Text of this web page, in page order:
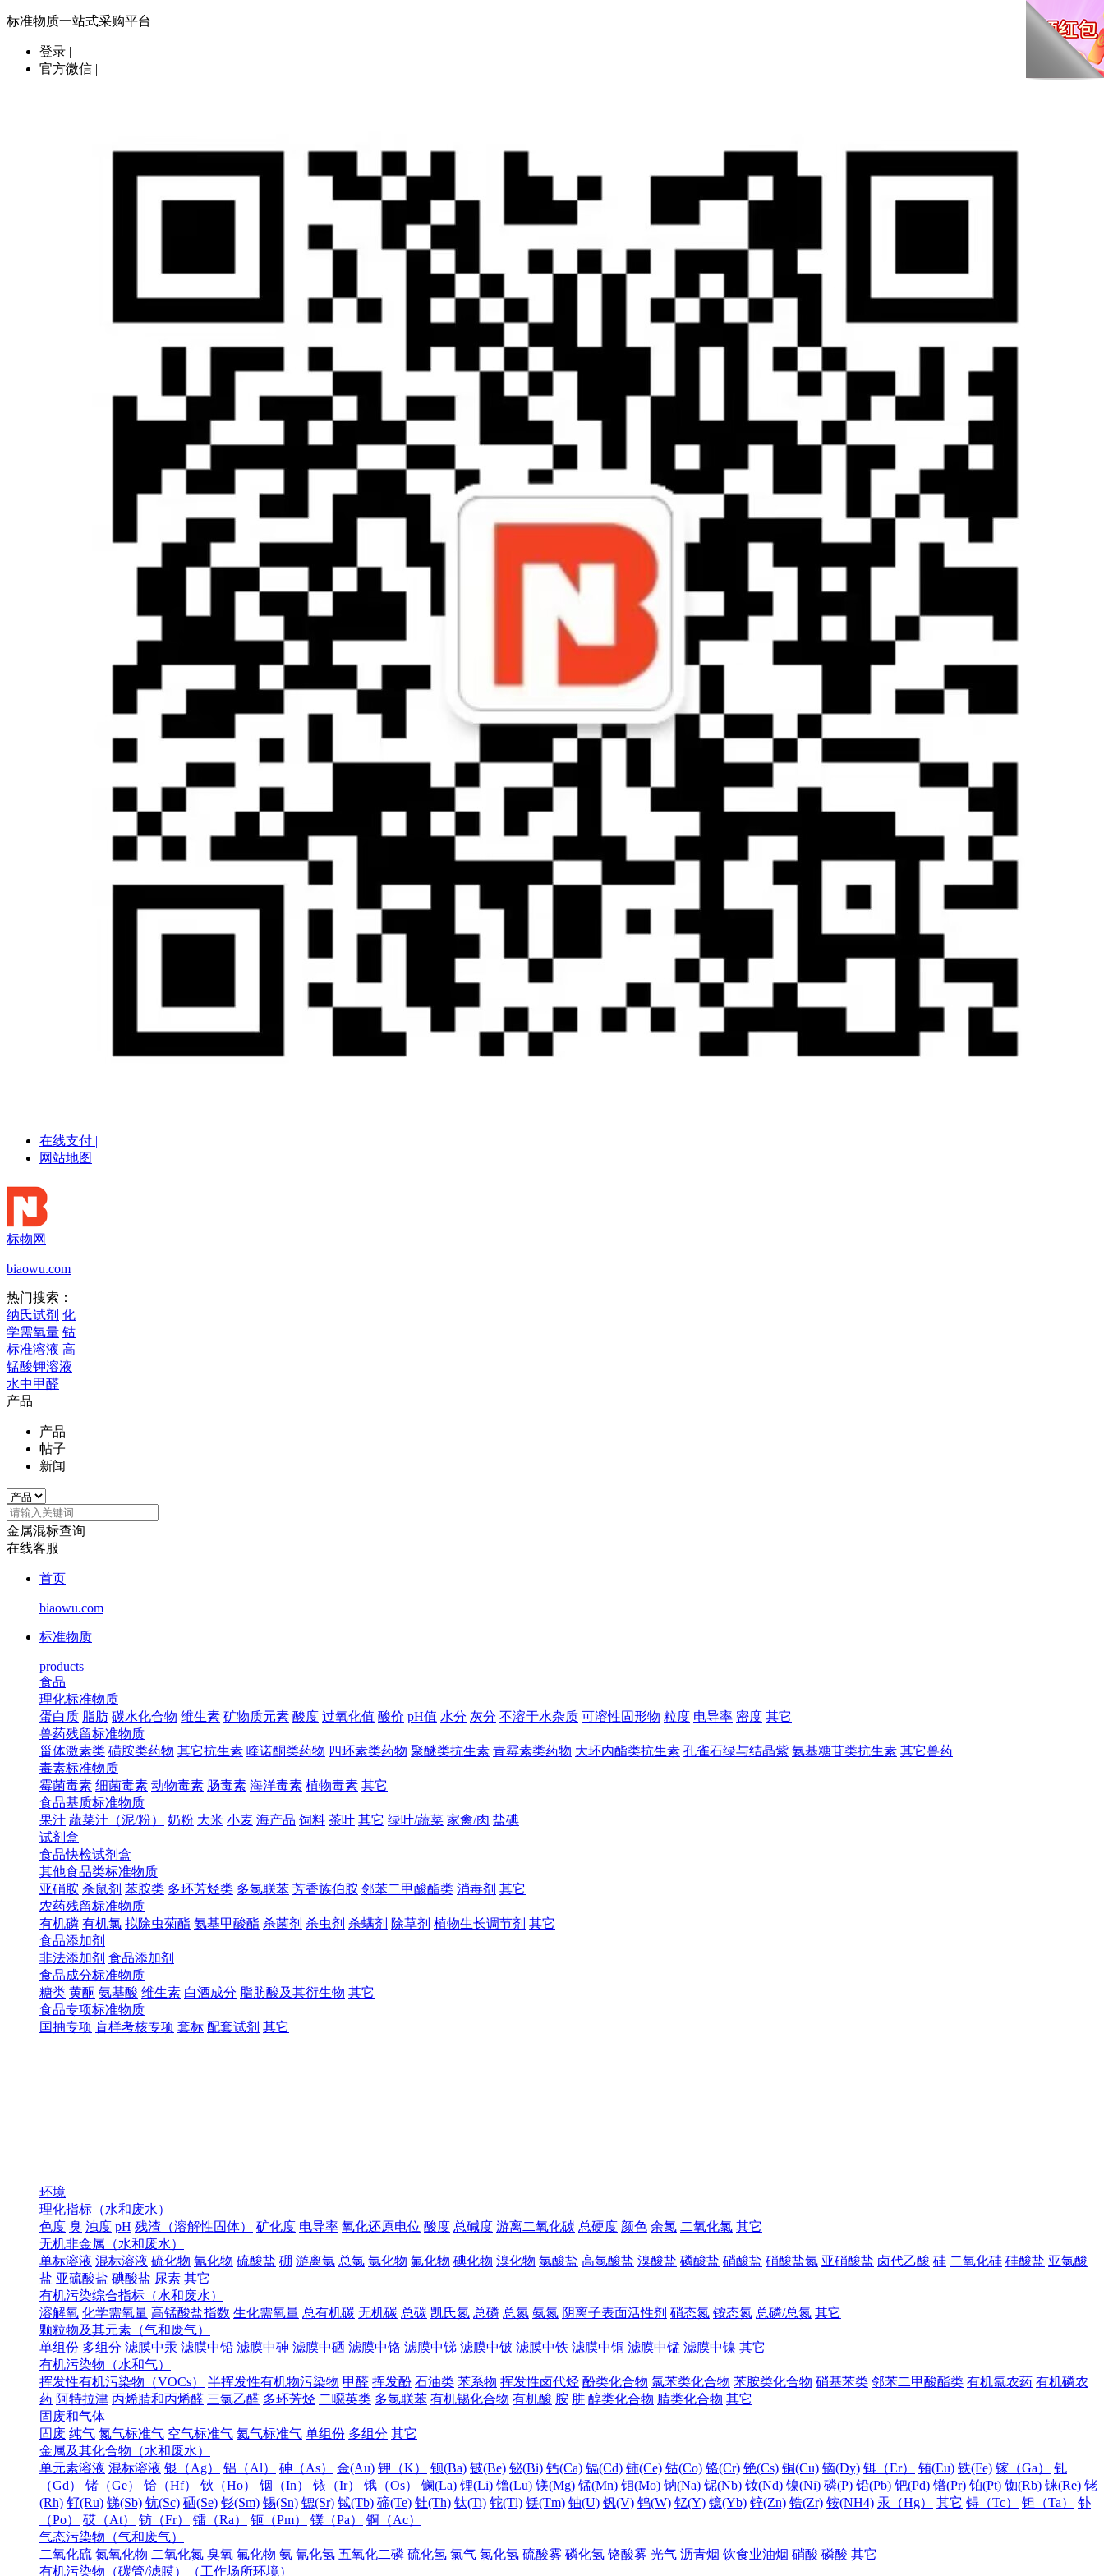
标准物质一站式采购平台
登录 |
官方微信 |
在线支付 |
网站地图
标物网
biaowu.com
热门搜索：
纳氏试剂 化
学需氧量 钴
标准溶液 高
锰酸钾溶液
水中甲醛
产品
产品
帖子
新闻
金属混标查询
在线客服
首页
biaowu.com
标准物质
products
食品
理化标准物质
蛋白质 脂肪 碳水化合物 维生素 矿物质元素 酸度 过氧化值 酸价 pH值 水分 灰分 不溶于水杂质 可溶性固形物 粒度 电导率 密度 其它
兽药残留标准物质
甾体激素类 磺胺类药物 其它抗生素 喹诺酮类药物 四环素类药物 聚醚类抗生素 青霉素类药物 大环内酯类抗生素 孔雀石绿与结晶紫 氨基糖苷类抗生素 其它兽药
毒素标准物质
霉菌毒素 细菌毒素 动物毒素 肠毒素 海洋毒素 植物毒素 其它
食品基质标准物质
果汁 蔬菜汁（泥/粉） 奶粉 大米 小麦 海产品 饲料 茶叶 其它 绿叶/蔬菜 家禽/肉 盐碘
试剂盒
食品快检试剂盒
其他食品类标准物质
亚硝胺 杀鼠剂 苯胺类 多环芳烃类 多氯联苯 芳香族伯胺 邻苯二甲酸酯类 消毒剂 其它
农药残留标准物质
有机磷 有机氯 拟除虫菊酯 氨基甲酸酯 杀菌剂 杀虫剂 杀螨剂 除草剂 植物生长调节剂 其它
食品添加剂
非法添加剂 食品添加剂
食品成分标准物质
糖类 黄酮 氨基酸 维生素 白酒成分 脂肪酸及其衍生物 其它
食品专项标准物质
国抽专项 盲样考核专项 套标 配套试剂 其它
环境
理化指标（水和废水）
色度 臭 浊度 pH 残渣（溶解性固体） 矿化度 电导率 氧化还原电位 酸度 总碱度 游离二氧化碳 总硬度 颜色 余氯 二氧化氯 其它
无机非金属（水和废水）
单标溶液 混标溶液 硫化物 氰化物 硫酸盐 硼 游离氯 总氯 氯化物 氟化物 碘化物 溴化物 氯酸盐 高氯酸盐 溴酸盐 磷酸盐 硝酸盐 硝酸盐氮 亚硝酸盐 卤代乙酸 硅 二氧化硅 硅酸盐 亚氯酸
盐 亚硫酸盐 碘酸盐 尿素 其它
有机污染综合指标（水和废水）
溶解氧 化学需氧量 高锰酸盐指数 生化需氧量 总有机碳 无机碳 总碳 凯氏氮 总磷 总氮 氨氮 阴离子表面活性剂 硝态氮 铵态氮 总磷/总氮 其它
颗粒物及其元素（气和废气）
单组份 多组分 滤膜中汞 滤膜中铅 滤膜中砷 滤膜中硒 滤膜中铬 滤膜中锑 滤膜中铍 滤膜中铁 滤膜中铜 滤膜中锰 滤膜中镍 其它
有机污染物（水和气）
挥发性有机污染物（VOCs）
半挥发性有机物污染物 甲醛 挥发酚 石油类 苯系物 挥发性卤代烃 酚类化合物 氯苯类化合物 苯胺类化合物 硝基苯类 邻苯二甲酸酯类 有机氯农药 有机磷农
药 阿特拉津 丙烯腈和丙烯醛 三氯乙醛 多环芳烃 二噁英类 多氯联苯 有机锡化合物 有机酸 胺 肼 醇类化合物 腈类化合物 其它
固废和气体
固废 纯气 氮气标准气 空气标准气 氦气标准气 单组份 多组分 其它
金属及其化合物（水和废水）
单元素溶液 混标溶液 银（Ag） 铝（Al） 砷（As） 金(Au) 钾（K） 钡(Ba) 铍(Be) 铋(Bi) 钙(Ca) 镉(Cd) 铈(Ce) 钴(Co) 铬(Cr) 铯(Cs) 铜(Cu) 镝(Dy) 铒（Er） 铕(Eu) 铁(Fe) 镓（Ga）
钆
（Gd）
锗（Ge） 铪（Hf） 钬（Ho） 铟（In） 铱（Ir） 锇（Os） 镧(La) 锂(Li) 镥(Lu) 镁(Mg) 锰(Mn) 钼(Mo) 钠(Na) 铌(Nb) 钕(Nd) 镍(Ni) 磷(P) 铅(Pb) 钯(Pd) 镨(Pr) 铂(Pt) 铷(Rb) 铼(Re) 铑
(Rh) 钌(Ru) 锑(Sb) 钪(Sc) 硒(Se) 钐(Sm) 锡(Sn) 锶(Sr) 铽(Tb) 碲(Te) 钍(Th) 钛(Ti) 铊(Tl) 铥(Tm) 铀(U) 钒(V) 钨(W) 钇(Y) 镱(Yb) 锌(Zn) 锆(Zr) 铵(NH4) 汞（Hg） 其它 锝（Tc） 钽（Ta）
钋
（Po）
砹（At） 钫（Fr） 镭（Ra） 钷（Pm） 镤（Pa）
锕（Ac）
气态污染物（气和废气）
二氧化硫 氮氧化物 二氧化氮 臭氧 氟化物 氨 氰化氢 五氧化二磷 硫化氢 氯气 氯化氢 硫酸雾 磷化氢 铬酸雾 光气 沥青烟 饮食业油烟 硝酸 磷酸 其它
有机污染物（碳管/滤膜）（工作场所环境）